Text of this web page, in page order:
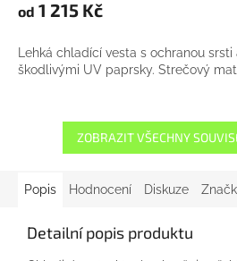
od 1 215 Kč
Lehká chladící vesta s ochranou
škodlivými UV paprsky. Strečový
ZOBRAZIT VŠECHNY
Popis Hodnocení Diskuze
Detailní popis produktu